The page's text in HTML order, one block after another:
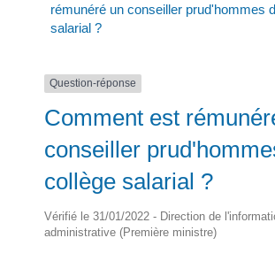
rémunéré un conseiller prud'hommes
salarial ?
Question-réponse
Comment est
conseiller
collège salarial ?
Vérifié le 31/01/2022 - Direction de
administrative (Première ministre)